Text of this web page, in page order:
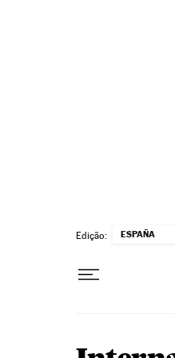
Edição: ESPAÑA